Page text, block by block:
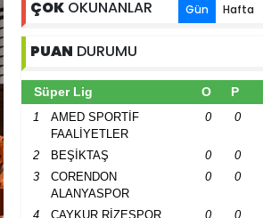
ÇOK OKUNANLAR Gün Hafta
PUAN DURUMU
Süper Lig O P
1
AMED SPORTİF
FAALİYETLER
0 0
2 BEŞİKTAŞ 0
0
3
CORENDON
ALANYASPOR
0 0
4 ÇAYKUR RİZESPOR 0
0